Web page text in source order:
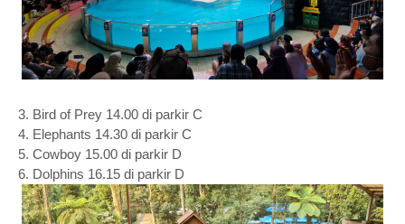
3. Bird of Prey 14.00 di parkir C
4. Elephants 14.30 di parkir C
5. Cowboy 15.00 di parkir D
6. Dolphins 16.15 di parkir D